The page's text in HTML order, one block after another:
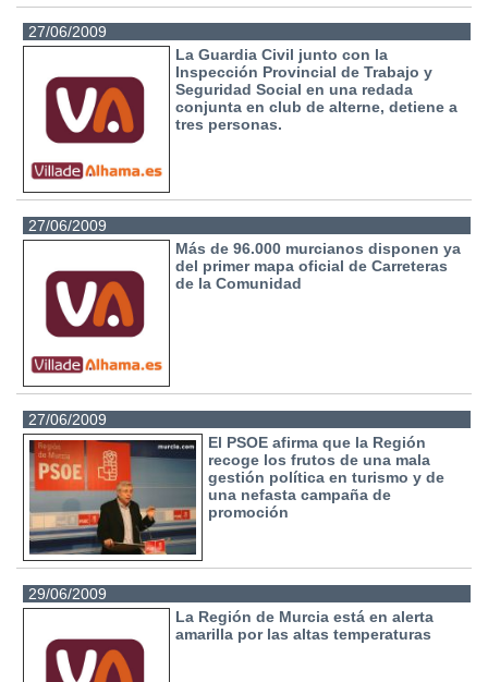
27/06/2009
La Guardia Civil junto con la
Inspección Provincial de Trabajo y
Seguridad Social en una redada
conjunta en club de alterne, detiene a
tres personas.
27/06/2009
Más de 96.000 murcianos disponen ya
del primer mapa oficial de Carreteras
de la Comunidad
27/06/2009
El PSOE afirma que la Región
recoge los frutos de una mala
gestión política en turismo y de
una nefasta campaña de
promoción
29/06/2009
La Región de Murcia está en alerta
amarilla por las altas temperaturas